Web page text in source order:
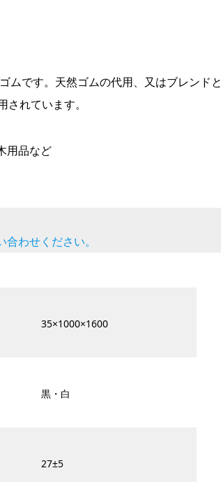
ムです。天然ゴムの代用、又はブレンドと
れています。
用品など
わせください。
35×1000×1600
黒・白
27±5